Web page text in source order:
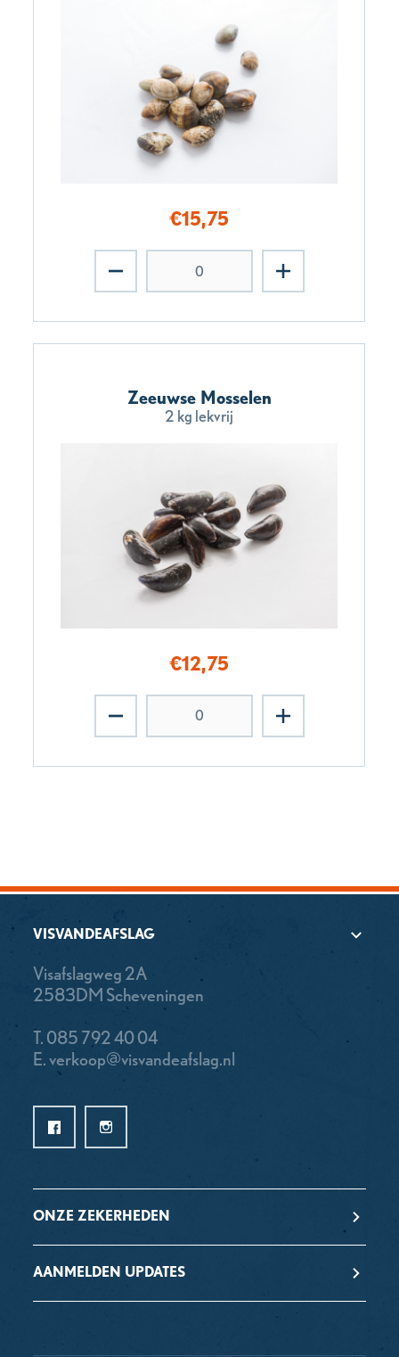
€15,75
Zeeuwse Mosselen
2 kg lekvrij
€12,75
VISVANDEAFSLAG
Visafslagweg 2A
2583DM Scheveningen
T. 085 792 40 04
E.verkoop@visvandeafslag.nl
ONZE ZEKERHEDEN
AANMELDEN UPDATES